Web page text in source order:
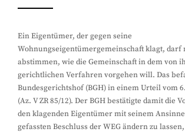
Ein Eigentümer, der gegen seine
Wohnungseigentümergemeinschaft klagt,
abstimmen, wie die Gemeinschaft in dem von
gerichtlichen Verfahren vorgehen will. Das
Bundesgerichtshof (BGH) in einem Urteil vom
(Az. V ZR 85/12). Der BGH bestätigte damit die
den klagenden Eigentümer mit seinem
gefassten Beschluss der WEG ändern zu